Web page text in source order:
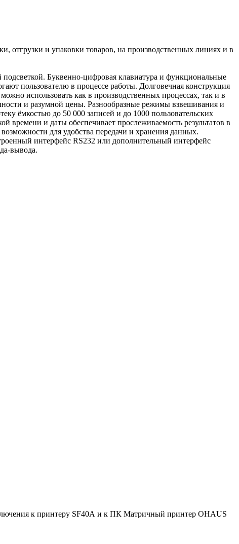
отгрузки и упаковки товаров, на производственных линиях и в
подсветкой. Буквенно-цифровая клавиатура и функциональные
пользователю в процессе работы. Долговечная конструкция
использовать как в производственных процессах, так и в
и разумной цены. Разнообразные режимы взвешивания и
ёмкостью до 50 000 записей и до 1000 пользовательских
и даты обеспечивает прослеживаемость результатов в
для удобства передачи и хранения данных.
интерфейс RS232 или дополнительный интерфейс
вывода.
к принтеру SF40А и к ПК Матричный принтер OHAUS